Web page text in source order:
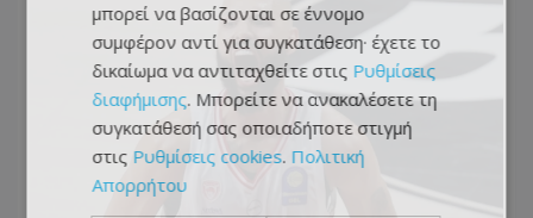
μπορεί να βασίζονται σε έννομο
συμφέρον αντί για συγκατάθεση· έχετε το
δικαίωμα να αντιταχθείτε στις Ρυθμίσεις
διαφήμισης. Μπορείτε να ανακαλέσετε τη
συγκατάθεσή σας οποιαδήποτε στιγμή
στις Ρυθμίσεις cookies. Πολιτική
Απορρήτου